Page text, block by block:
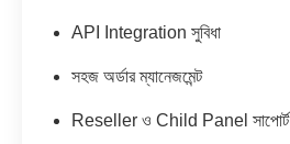
API Integration সুবিধা
সহজ অর্ডার ম্যানেজমেন্ট
Reseller ও Child Panel সাপোর্ট